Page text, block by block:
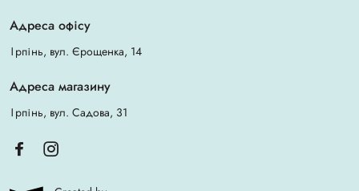
Адреса офісу
Ірпінь, вул. Єрощенка, 14
Адреса магазину
Ірпінь, вул. Садова, 31